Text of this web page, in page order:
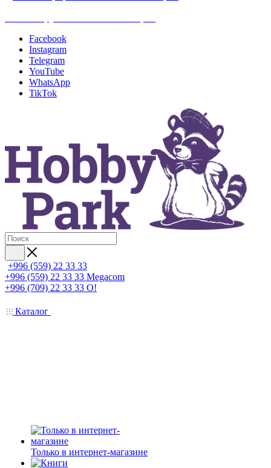
Facebook
Instagram
Telegram
YouTube
WhatsApp
TikTok
+996 (559) 22 33 33
+996 (559) 22 33 33 Megacom
+996 (709) 22 33 33 O!
Каталог
Только в интернет-магазине